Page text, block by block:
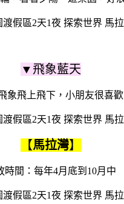
▼飛象藍天
象飛上飛下，小朋友很喜歡
【馬拉灣】
時間：每年4月底到10月中